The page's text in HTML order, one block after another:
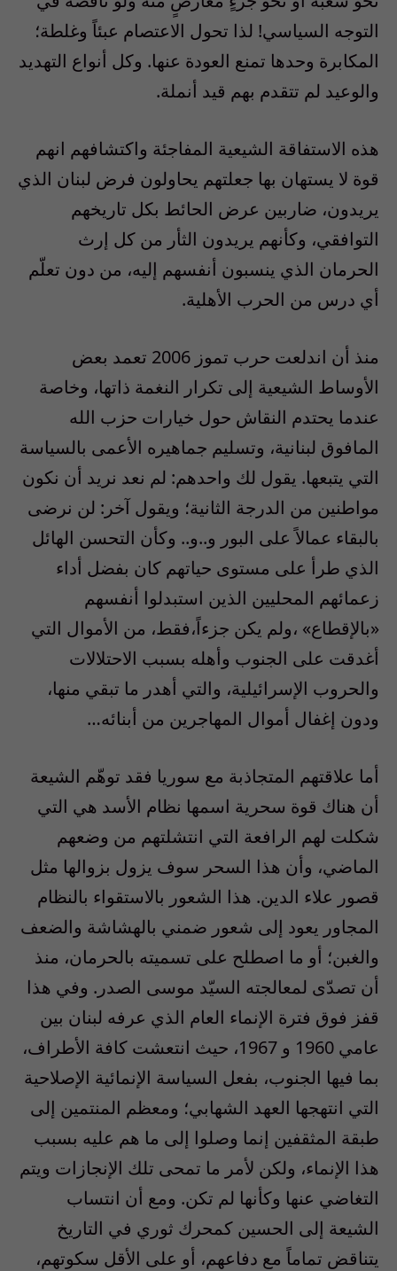
التوجه السياسي! لذا تحول الاعتصام عبئاً وغلطة؛
المكابرة وحدها تمنع العودة عنها. وكل أنواع التهديد
والوعيد لم تتقدم بهم قيد أنملة.
هذه الاستفاقة الشيعية المفاجئة واكتشافهم انهم
قوة لا يستهان بها جعلتهم يحاولون فرض لبنان الذي
يريدون، ضاربين عرض الحائط بكل تاريخهم
التوافقي، وكأنهم يريدون الثأر من كل إرث
الحرمان الذي ينسبون أنفسهم إليه، من دون تعلّم
أي درس من الحرب الأهلية.
منذ أن اندلعت حرب تموز 2006 تعمد بعض
الأوساط الشيعية إلى تكرار النغمة ذاتها، وخاصة
عندما يحتدم النقاش حول خيارات حزب الله
المافوق لبنانية، وتسليم جماهيره الأعمى بالسياسة
التي يتبعها. يقول لك واحدهم: لم نعد نريد أن نكون
مواطنين من الدرجة الثانية؛ ويقول آخر: لن نرضى
بالبقاء عمالاً على البور و..و.. وكأن التحسن الهائل
الذي طرأ على مستوى حياتهم كان بفضل أداء
زعمائهم المحليين الذين استبدلوا أنفسهم
«بالإقطاع» ،ولم يكن جزءاً،فقط، من الأموال التي
أغدقت على الجنوب وأهله بسبب الاحتلالات
والحروب الإسرائيلية، والتي أهدر ما تبقي منها،
ودون إغفال أموال المهاجرين من أبنائه…
أما علاقتهم المتجاذبة مع سوريا فقد توهّم الشيعة
أن هناك قوة سحرية اسمها نظام الأسد هي التي
شكلت لهم الرافعة التي انتشلتهم من وضعهم
الماضي، وأن هذا السحر سوف يزول بزوالها مثل
قصور علاء الدين. هذا الشعور بالاستقواء بالنظام
المجاور يعود إلى شعور ضمني بالهشاشة والضعف
والغبن؛ أو ما اصطلح على تسميته بالحرمان، منذ
أن تصدّى لمعالجته السيّد موسى الصدر. وفي هذا
قفز فوق فترة الإنماء العام الذي عرفه لبنان بين
عامي 1960 و 1967، حيث انتعشت كافة الأطراف،
بما فيها الجنوب، بفعل السياسة الإنمائية الإصلاحية
التي انتهجها العهد الشهابي؛ ومعظم المنتمين إلى
طبقة المثقفين إنما وصلوا إلى ما هم عليه بسبب
هذا الإنماء، ولكن لأمر ما تمحى تلك الإنجازات ويتم
التغاضي عنها وكأنها لم تكن. ومع أن انتساب
الشيعة إلى الحسين كمحرك ثوري في التاريخ
يتناقض تماماً مع دفاعهم، أو على الأقل سكوتهم،